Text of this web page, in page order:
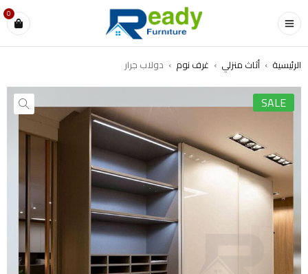
0
الرئيسية › أثاث منزلي › غرف نوم › دولاب جرار
SALE